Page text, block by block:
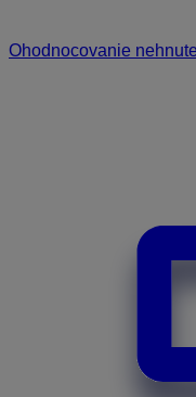
Ohodnocovanie